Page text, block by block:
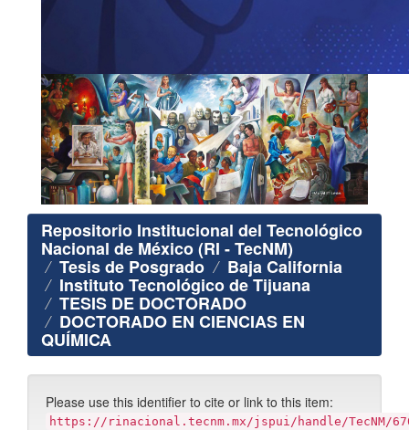
Repositorio Institucional del Tecnológico
Nacional de México (RI - TecNM)
Tesis de Posgrado Baja California
Instituto Tecnológico de Tijuana
TESIS DE DOCTORADO
DOCTORADO EN CIENCIAS EN
QUÍMICA
Please use this identifier to cite or link to this item:
https://rinacional.tecnm.mx/jspui/handle/TecNM/